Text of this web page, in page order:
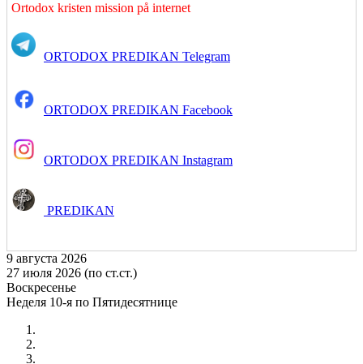
Ortodox kristen mission på internet
ORTODOX PREDIKAN Telegram
ORTODOX PREDIKAN Facebook
ORTODOX PREDIKAN Instagram
PREDIKAN
9 августа 2026
27 июля 2026 (по ст.ст.)
Воскресенье
Неделя 10-я по Пятидесятнице